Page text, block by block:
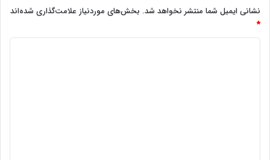
نشانی ایمیل شما منتشر نخواهد شد. بخش‌های موردنیاز علامت‌گذاری شده‌اند
*